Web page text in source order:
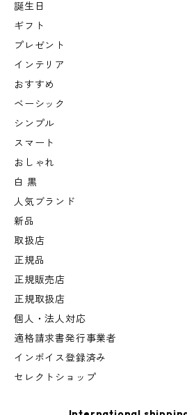
誕生日
ギフト
プレゼント
インテリア
おすすめ
ベーシック
シンプル
スマート
おしゃれ
白 黒
人気ブランド
新品
取扱店
正規品
正規販売店
正規取扱店
個人・法人対応
適格請求書発行事業者
インボイス登録済み
セレクトショップ